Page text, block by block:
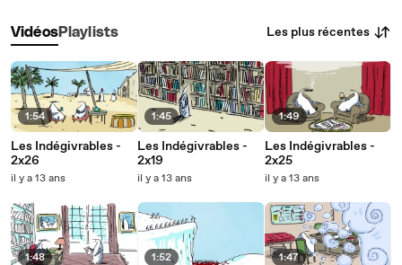
VidéosPlaylists Les plus récentes
1:54
Les Indégivrables -
2x26
il y a 13 ans
1:48
1:45
Les Indégivrables -
2x19
il y a 13 ans
1:52
1:49
Les Indégivrables -
2x25
il y a 13 ans
1:47